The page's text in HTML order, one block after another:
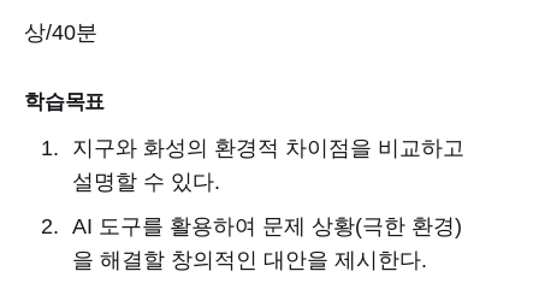
상/40분
학습목표
지구와 화성의 환경적 차이점을 비교하고
설명할 수 있다.
AI 도구를 활용하여 문제 상황(극한 환경)
을 해결할 창의적인 대안을 제시한다.